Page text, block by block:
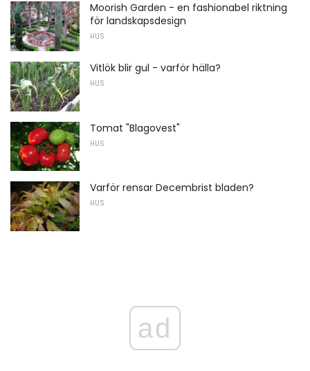
Moorish Garden - en fashionabel riktning
för landskapsdesign
HUS
Vitlök blir gul - varför hälla?
HUS
Tomat "Blagovest"
HUS
Varför rensar Decembrist bladen?
HUS
ad